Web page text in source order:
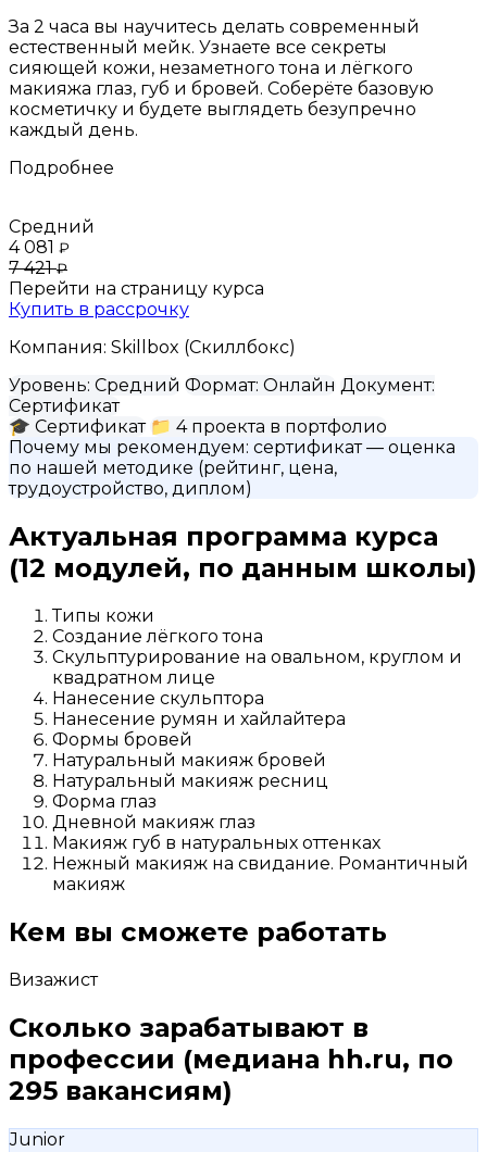
За 2 часа вы научитесь делать современный
естественный мейк. Узнаете все секреты
сияющей кожи, незаметного тона и лёгкого
макияжа глаз, губ и бровей. Соберёте базовую
косметичку и будете выглядеть безупречно
каждый день.
Подробнее
Средний
4 081 ₽
7 421₽
Перейти на страницу курса
Купить в рассрочку
Компания: Skillbox (Скиллбокс)
Уровень: Средний Формат: Онлайн Документ:
Сертификат
🎓 Сертификат 📁 4 проекта в портфолио
Почему мы рекомендуем: сертификат— оценка
по нашей методике (рейтинг, цена,
трудоустройство, диплом)
Актуальная программа курса
(12 модулей, по данным школы)
Типы кожи
Создание лёгкого тона
Скульптурирование на овальном, круглом и
квадратном лице
Нанесение скульптора
Нанесение румян и хайлайтера
Формы бровей
Натуральный макияж бровей
Натуральный макияж ресниц
Форма глаз
Дневной макияж глаз
Макияж губ в натуральных оттенках
Нежный макияж на свидание. Романтичный
макияж
Кем вы сможете работать
Визажист
Сколько зарабатывают в
профессии (медиана hh.ru, по
295 вакансиям)
Junior